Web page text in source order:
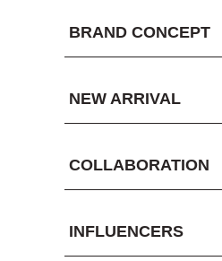
BRAND CONCEPT
NEW ARRIVAL
COLLABORATION
INFLUENCERS